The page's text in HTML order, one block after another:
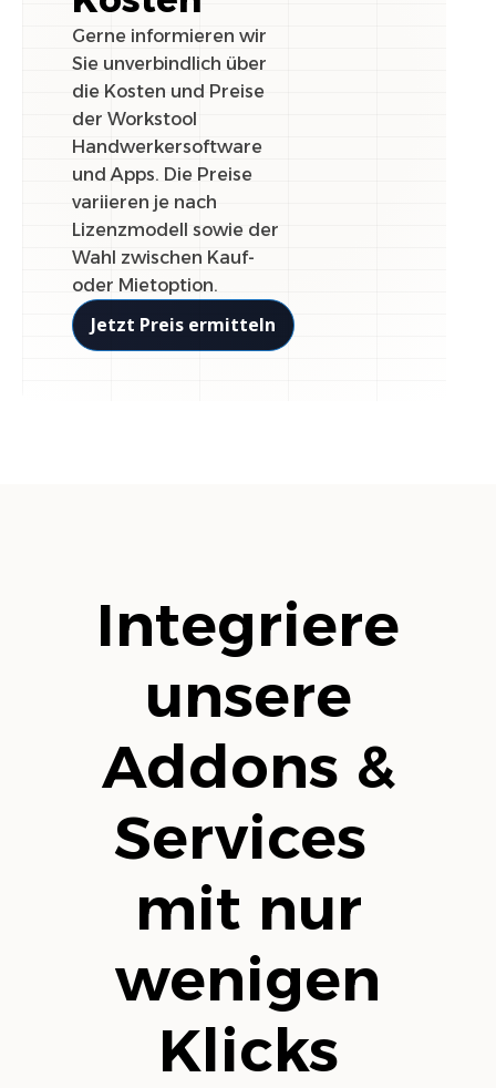
Gerne informieren wir
Sie unverbindlich über
die Kosten und Preise
der Workstool
Handwerkersoftware
und Apps. Die Preise
variieren je nach
Lizenzmodell sowie der
Wahl zwischen Kauf-
oder Mietoption.
Jetzt Preis ermitteln
Integriere
unsere
Addons &
Services
mit nur
wenigen
Klicks